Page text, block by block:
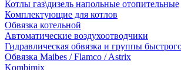
Котлы газ\дизель напольные отопительные
Комплектующие для котлов
Обвязка котельной
Автоматические воздухоотводчики
Гидравлическая обвязка и группы
Обвязка Maibes / Flamco / Astrix
Kombimix